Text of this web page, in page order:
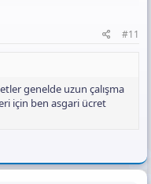
#11
genelde uzun çalışma
için ben asgari ücret